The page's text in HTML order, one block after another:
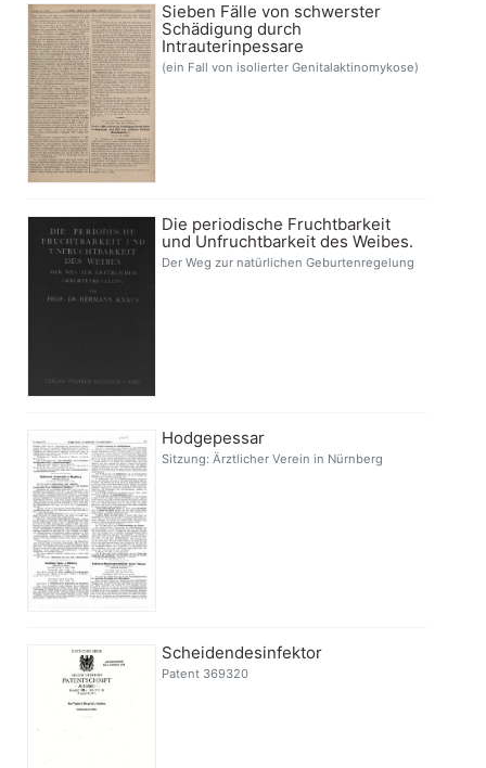
Sieben Fälle von schwerster
Schädigung durch
Intrauterinpessare
(ein Fall von isolierter Genitalaktinomykose)
Die periodische Fruchtbarkeit
und Unfruchtbarkeit des Weibes.
Der Weg zur natürlichen Geburtenregelung
Hodgepessar
Sitzung: Ärztlicher Verein in Nürnberg
Scheidendesinfektor
Patent 369320